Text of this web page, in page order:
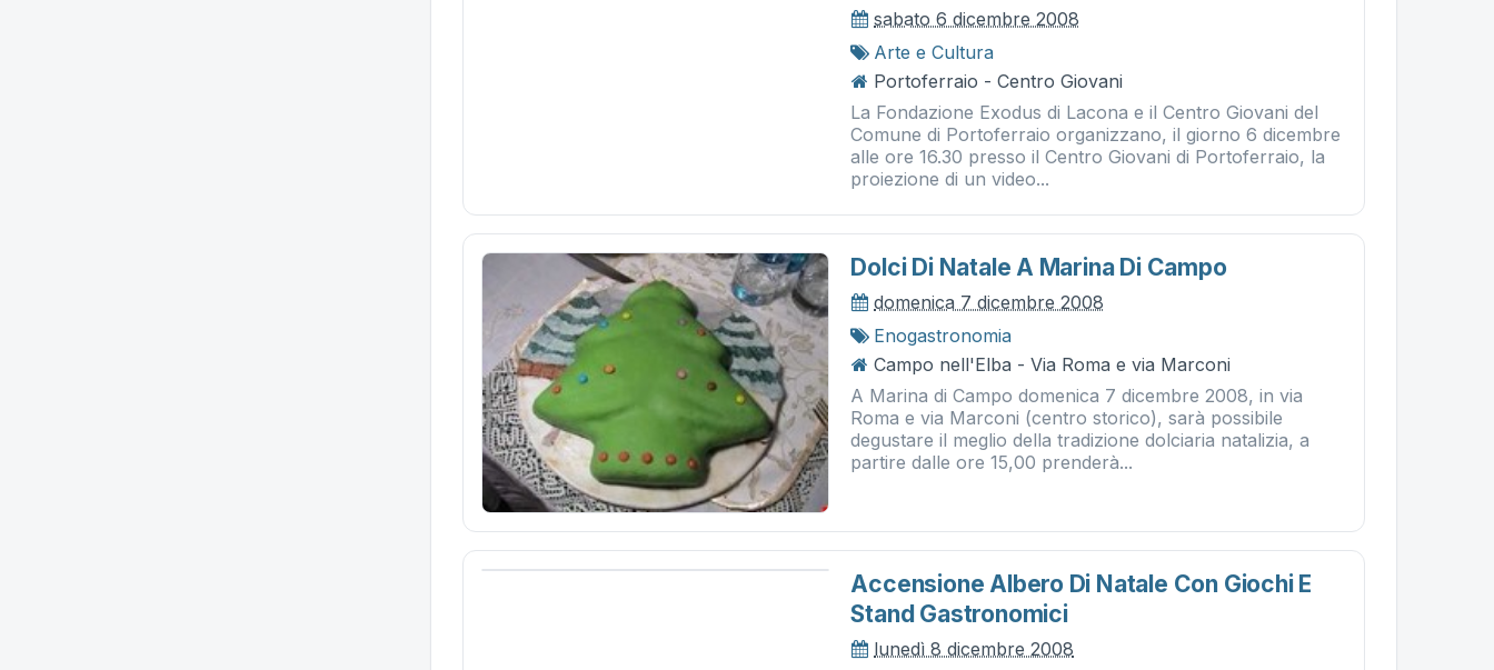
sabato 6 dicembre 2008
Arte e Cultura
Portoferraio - Centro Giovani
La Fondazione Exodus di Lacona e il Centro Giovani del
Comune di Portoferraio organizzano, il giorno 6 dicembre
alle ore 16.30 presso il Centro Giovani di Portoferraio, la
proiezione di un video...
Dolci Di Natale A Marina Di Campo
domenica 7 dicembre 2008
Enogastronomia
Campo nell'Elba - Via Roma e via Marconi
A Marina di Campo domenica 7 dicembre 2008, in via
Roma e via Marconi (centro storico), sarà possibile
degustare il meglio della tradizione dolciaria natalizia, a
partire dalle ore 15,00 prenderà...
Accensione Albero Di Natale Con Giochi E
Stand Gastronomici
lunedì 8 dicembre 2008